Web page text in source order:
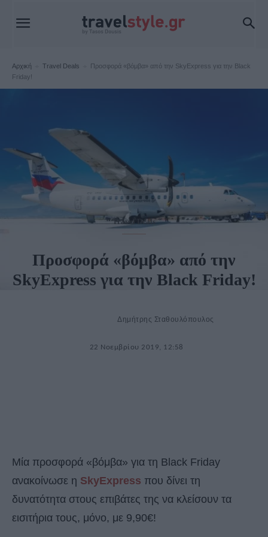
Αρχική Travel Deals
Προσφορά «βόμβα» από την SkyExpress για την Black
Friday!
Travel Deals
Προσφορά «βόμβα» από την
SkyExpress για την Black Friday!
Δημήτρης Σταθουλόπουλος
22 Νοεμβρίου 2019, 12:58
Μία προσφορά «βόμβα» για τη Black Friday
ανακοίνωσε η SkyExpress που δίνει τη
δυνατότητα στους επιβάτες της να κλείσουν τα
εισιτήρια τους, μόνο, με 9,90€!